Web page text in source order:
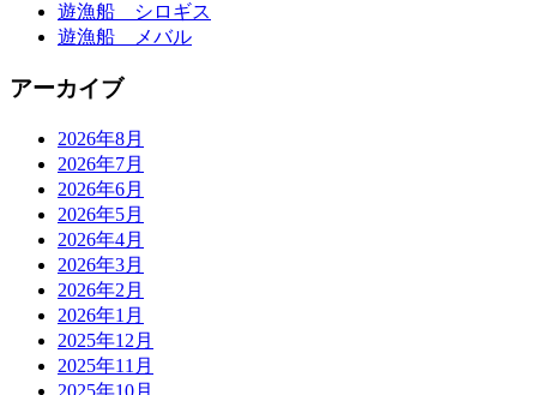
遊漁船 シロギス
遊漁船 メバル
アーカイブ
2026年8月
2026年7月
2026年6月
2026年5月
2026年4月
2026年3月
2026年2月
2026年1月
2025年12月
2025年11月
2025年10月